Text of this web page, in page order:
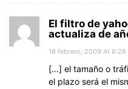
El filtro de
actualiza de
16 febrero, 2009 At 8:28
[…] el tamaño o
el plazo será el